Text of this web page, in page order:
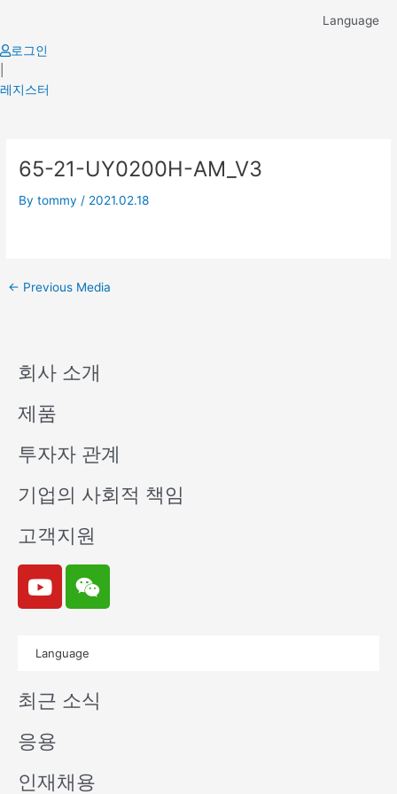
content
Language
로그인
레지스터
65-21-UY0200H-AM_V3
Bytommy / 2021.02.18
navigation
← Previous Media
회사 소개
제품
투자자 관계
기업의 사회적 책임
고객지원
Y
o
u
e
W
e
i
n
Language
최근 소식
응용
인재채용